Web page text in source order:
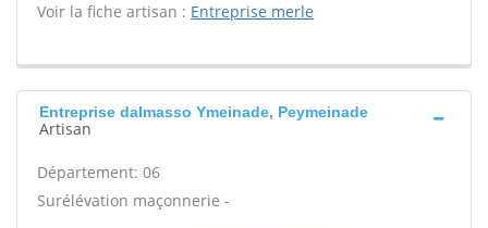
Voir la fiche artisan : Entreprise merle
Entreprise dalmasso Ymeinade, Peymeinade
Artisan
Département: 06
Surélévation maçonnerie -